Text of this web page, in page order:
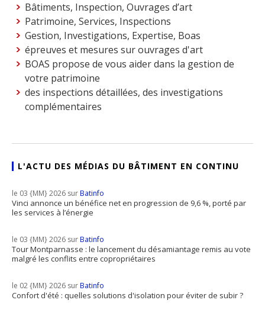
Bâtiments, Inspection, Ouvrages d’art
Patrimoine, Services, Inspections
Gestion, Investigations, Expertise, Boas
épreuves et mesures sur ouvrages d'art
BOAS propose de vous aider dans la gestion de
votre patrimoine
des inspections détaillées, des investigations
complémentaires
L'ACTU DES MÉDIAS DU BÂTIMENT EN CONTINU
le 03 {MM} 2026 surBatinfo
Vinci annonce un bénéfice net en progression de 9,6 %, porté par
les services à l’énergie
le 03 {MM} 2026 surBatinfo
Tour Montparnasse : le lancement du désamiantage remis au vote
malgré les conflits entre copropriétaires
le 02 {MM} 2026 surBatinfo
Confort d'été : quelles solutions d'isolation pour éviter de subir ?